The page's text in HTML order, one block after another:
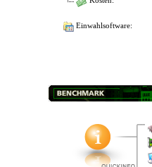
Einwahlsoftware: